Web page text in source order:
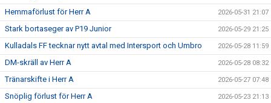
Hemmaförlust för Herr A 2026-05-31 21:07
Stark bortaseger av P19 Junior 2026-05-29 21:25
Kulladals FF tecknar nytt avtal med Intersport och Umbro 2026-05-28 11:59
DM-skräll av Herr A 2026-05-28 08:32
Tränarskifte i Herr A 2026-05-27 07:48
Snöplig förlust för Herr A 2026-05-23 21:13